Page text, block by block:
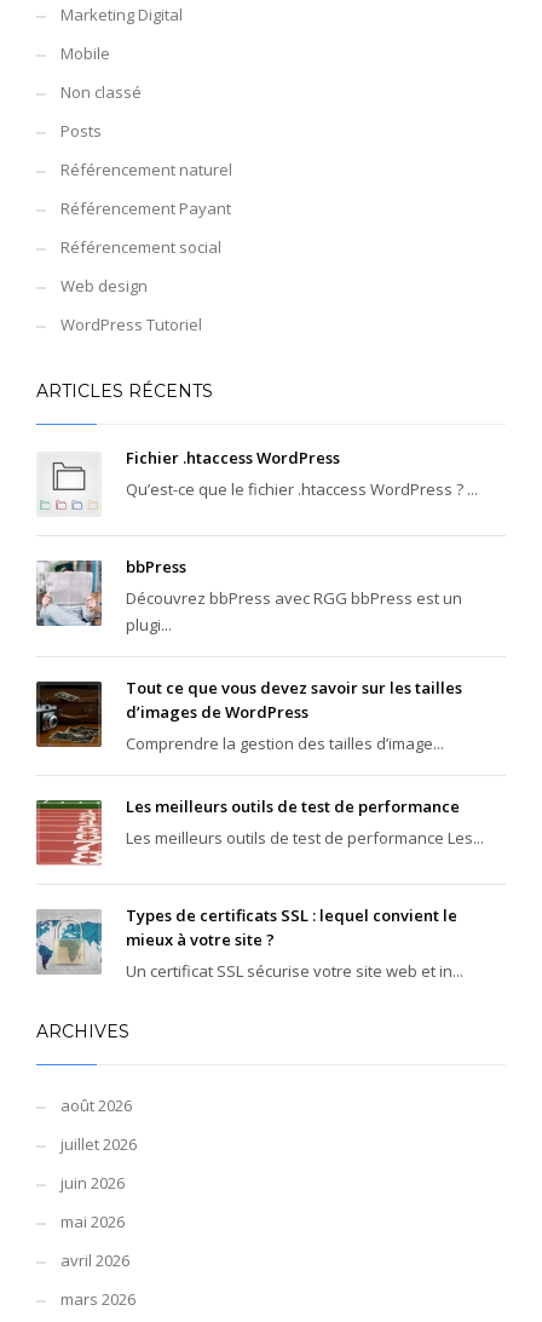
Marketing Digital
Mobile
Non classé
Posts
Référencement naturel
Référencement Payant
Référencement social
Web design
WordPress Tutoriel
ARTICLES RÉCENTS
Fichier .htaccess WordPress
Qu’est-ce que le fichier .htaccess WordPress ? ...
bbPress
Découvrez bbPress avec RGG bbPress est un
plugi...
Tout ce que vous devez savoir sur les tailles
d’images de WordPress
Comprendre la gestion des tailles d’image...
Les meilleurs outils de test de performance
Les meilleurs outils de test de performance Les...
Types de certificats SSL : lequel convient le
mieux à votre site ?
Un certificat SSL sécurise votre site web et in...
ARCHIVES
août 2026
juillet 2026
juin 2026
mai 2026
avril 2026
mars 2026